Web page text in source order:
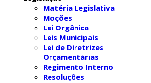
Matéria Legislativa
Moções
Lei Orgânica
Leis Municipais
Lei de Diretrizes
Orçamentárias
Regimento Interno
Resoluções